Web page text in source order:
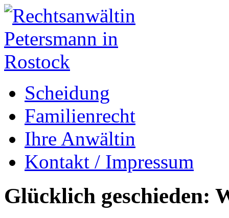
Scheidung
Familienrecht
Ihre Anwältin
Kontakt / Impressum
Glücklich geschieden: